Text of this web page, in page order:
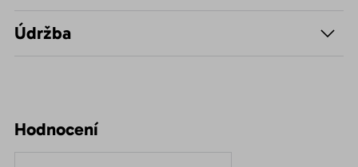
Údržba
Hodnocení